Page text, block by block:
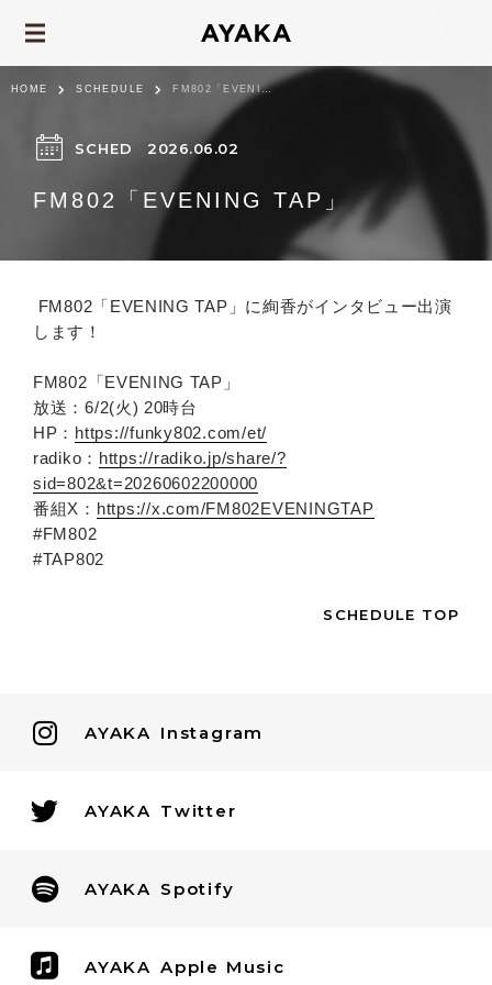
HOME SCHEDULE FM802「EVENING TAP」
SCHED 2026.06.02
FM802「EVENING TAP」
FM802「EVENING TAP」に絢香がインタビュー出演
します！
FM802「EVENING TAP」
放送：6/2(火) 20時台
HP： https://funky802.com/et/
radiko： https://radiko.jp/share/?
sid=802&t=20260602200000
番組X： https://x.com/FM802EVENINGTAP
#FM802
#TAP802
SCHEDULE TOP
AYAKA Instagram
AYAKA Twitter
AYAKA Spotify
AYAKA Apple Music